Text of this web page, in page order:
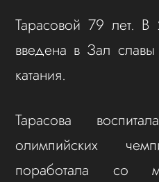
Тарасовой 79 лет.
введена в Зал
катания.
Тарасова
олимпийских
поработала со